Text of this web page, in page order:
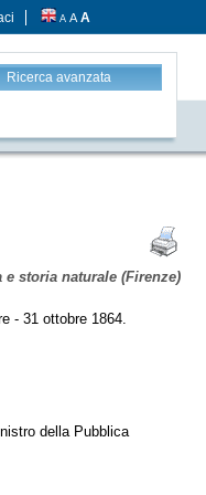
A A A
Ricerca avanzata